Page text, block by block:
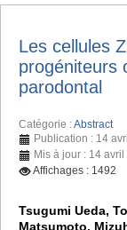
Les cellules
progéniteurs
parodontal
Catégorie :Abstract
Publication : 14
Mis à jour : 14 avril
Affichages : 1492
Tsugumi Ueda,
Matsumoto,